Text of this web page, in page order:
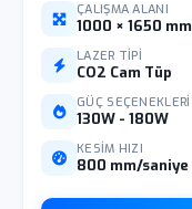
ÇALIŞMA ALANI
1000 × 1650 mm
LAZER TIPI
CO2 Cam Tüp
GÜÇ SEÇENEKLERI
130W - 180W
KESIM HIZI
800 mm/saniye